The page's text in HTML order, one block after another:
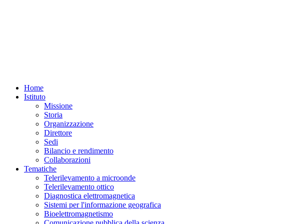
Home
Istituto
Missione
Storia
Organizzazione
Direttore
Sedi
Bilancio e rendimento
Collaborazioni
Tematiche
Telerilevamento a microonde
Telerilevamento ottico
Diagnostica elettromagnetica
Sistemi per l'informazione geografica
Bioelettromagnetismo